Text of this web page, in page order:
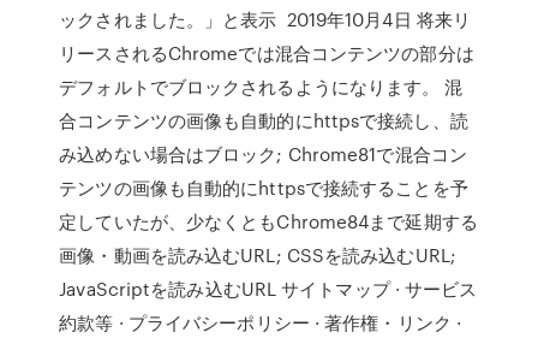
ックされました。」と表示 2019年10月4日 将来リ
リースされるChromeでは混合コンテンツの部分は
デフォルトでブロックされるようになります。 混
合コンテンツの画像も自動的にhttpsで接続し、読
み込めない場合はブロック; Chrome81で混合コン
テンツの画像も自動的にhttpsで接続することを予
定していたが、少なくともChrome84まで延期する
画像・動画を読み込むURL; CSSを読み込むURL;
JavaScriptを読み込むURL サイトマップ · サービス
約款等 · プライバシーポリシー · 著作権・リンク ·